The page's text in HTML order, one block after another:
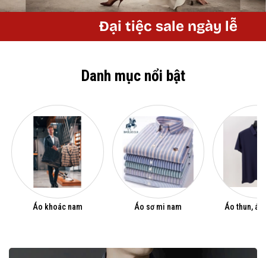
Đại tiệc sale ngày lễ
Danh mục nổi bật
Áo khoác nam Áo sơ mi nam Áo thun, áo